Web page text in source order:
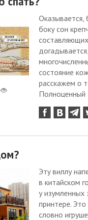
Оказывается,
боку сон
состояние
расскажем о
Полноценный
Эту виллу
в китайском
у
принтере.
словно